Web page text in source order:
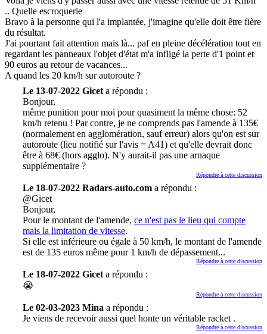
.. Quelle escroquerie
Bravo à la personne qui l'a implantée, j'imagine qu'elle doit être fière
du résultat.
J'ai pourtant fait attention mais là... paf en pleine décélération tout en
regardant les panneaux l'objet d'état m'a infligé la perte d'1 point et
90 euros au retour de vacances...
A quand les 20 km/h sur autoroute ?
Le 13-07-2022 Gicet a répondu :
Bonjour,
même punition pour moi pour quasiment la même chose: 52
km/h retenu ! Par contre, je ne comprends pas l'amende à 135€
(normalement en agglomération, sauf erreur) alors qu'on est sur
autoroute (lieu notifié sur l'avis = A41) et qu'elle devrait donc
être à 68€ (hors agglo). N'y aurait-il pas une arnaque
supplémentaire ?
Répondre à cette discussion
Le 18-07-2022 Radars-auto.com a répondu :
@Gicet
Bonjour,
Pour le montant de l'amende, ce n'est pas le lieu qui compte
mais la limitation de vitesse.
Si elle est inférieure ou égale à 50 km/h, le montant de l'amende
est de 135 euros même pour 1 km/h de dépassement...
Répondre à cette discussion
Le 18-07-2022 Gicet a répondu :
😭
Répondre à cette discussion
Le 02-03-2023 Mina a répondu :
Je viens de recevoir aussi quel honte un véritable racket .
Répondre à cette discussion